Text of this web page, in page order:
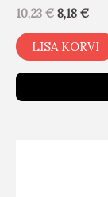
10,23€ 8,18 €
LISA KORVI